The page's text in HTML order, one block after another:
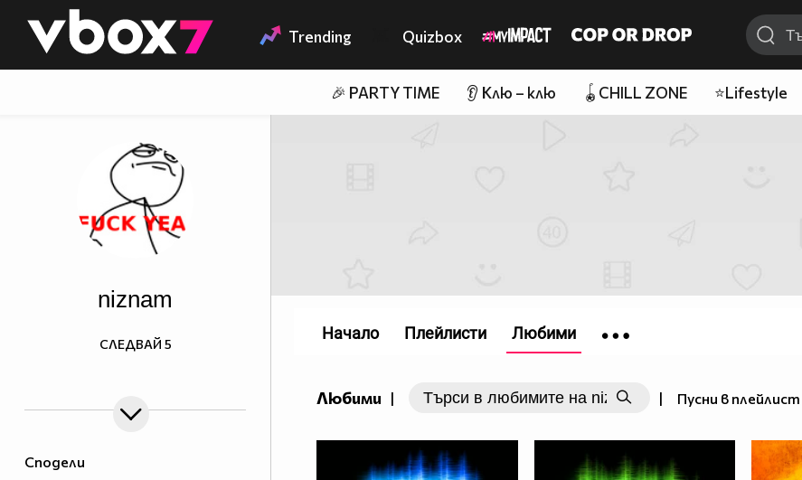
👾 Trending Quizbox
🎉 PARTY TIME 👂 Клю – клю 🪀CHILL ZONE ⭐Lifestyle
Сподели
niznam
СЛЕДВАЙ 5
Любими | | Пусни в плейлист
Начало Плейлисти Любими